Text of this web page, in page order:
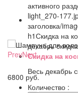
Скидка на
Весь декабрь
PrevNext
6800 руб.
Количество :